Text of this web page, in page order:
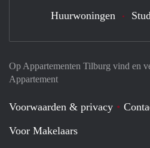
Op Appartementen Tilburg vind en
Appartement
Voorwaarden & privacy
Voor Makelaars
Huurwoningen